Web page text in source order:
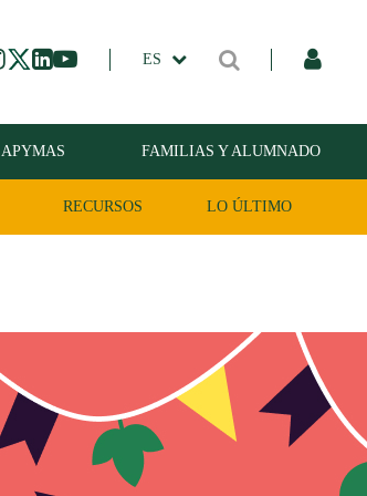
ES
APYMAS FAMILIAS Y ALUMNADO
RECURSOS LO ÚLTIMO